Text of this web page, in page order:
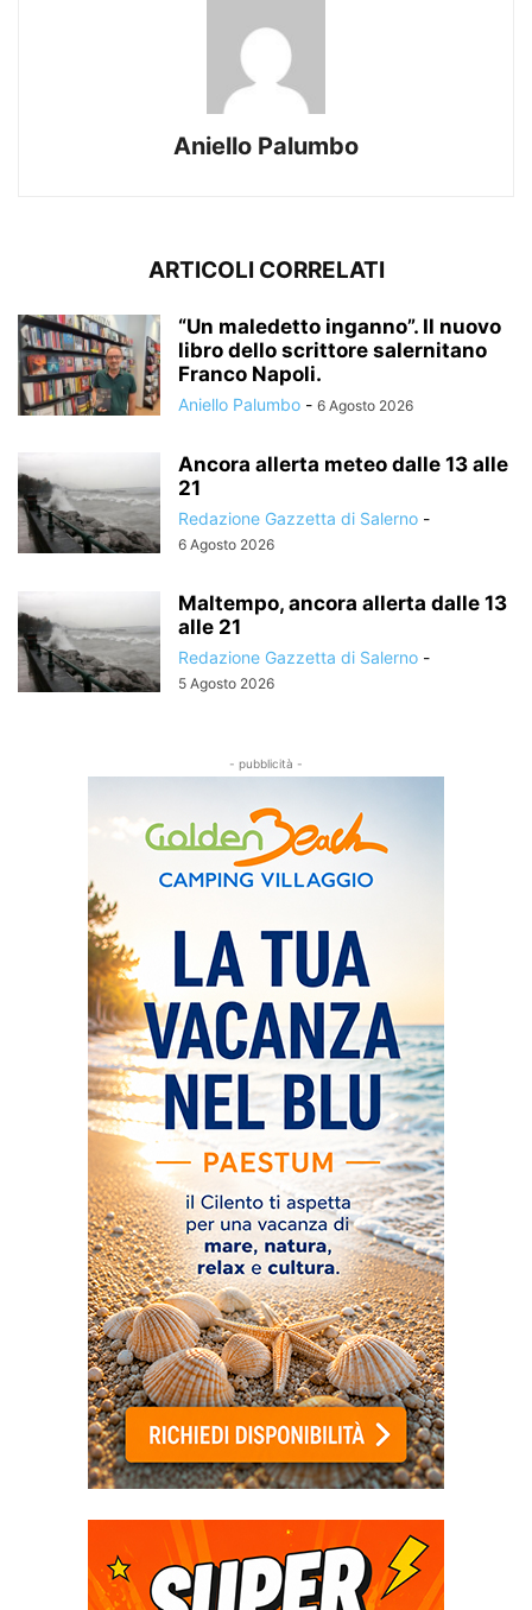
Aniello Palumbo
ARTICOLI CORRELATI
“Un maledetto inganno”. Il nuovo
libro dello scrittore salernitano
Franco Napoli.
Aniello Palumbo - 6 Agosto 2026
Ancora allerta meteo dalle 13 alle
21
Redazione Gazzetta di Salerno -
6 Agosto 2026
Maltempo, ancora allerta dalle 13
alle 21
Redazione Gazzetta di Salerno -
5 Agosto 2026
- pubblicità -